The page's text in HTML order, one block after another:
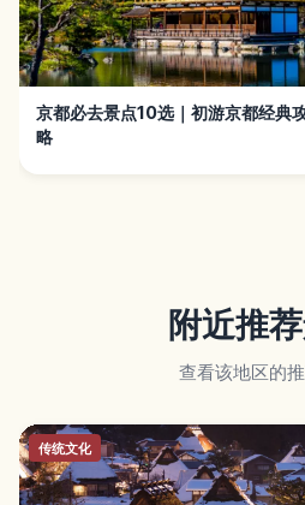
京都必去景点10选｜初游京都经典
略
附近推
查看该地区的
传统文化